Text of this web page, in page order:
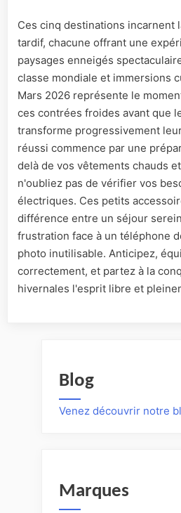
Ces cinq destinations incarnent
tardif, chacune offrant une
paysages enneigés
classe mondiale et immersions
Mars 2026 représente le
ces contrées froides avant que
transforme progressivement
réussi commence par une
delà de vos vêtements chauds
n'oubliez pas de vérifier vos
électriques. Ces petits
différence entre un séjour
frustration face à un téléphone
photo inutilisable. Anticipez,
correctement, et partez à la
hivernales l'esprit libre et
Blog
Venez découvrir notre
Marques